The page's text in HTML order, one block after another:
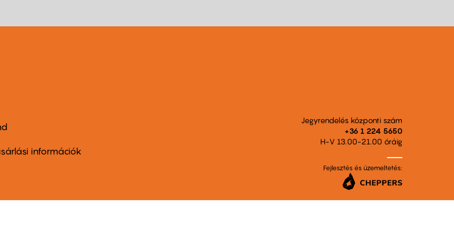
információk
Jegyrendelés központi szám
+36 1 224 5650
H-V 13.00-21.00 óráig
Fejlesztés és üzemeltetés: